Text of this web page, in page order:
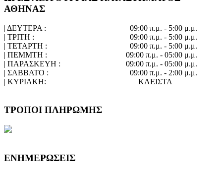
ΑΘΗΝΑΣ
| ΔΕΥΤΕΡΑ :
09:00 π.μ. - 5:00 μ.μ.
| ΤΡΙΤΗ :
09:00 π.μ. - 5:00 μ.μ.
| ΤΕΤΑΡΤΗ :
09:00 π.μ. - 5:00 μ.μ.
| ΠΕΜΜΤΗ :
09:00 π.μ. - 05:00 μ.μ.
| ΠΑΡΑΣΚΕΥΗ :
09:00 π.μ. - 05:00 μ.μ.
| ΣΑΒΒΑΤΟ :
09:00 π.μ. - 2:00 μ.μ.
| ΚΥΡΙΑΚΗ:
ΚΛΕΙΣΤΑ
ΤΡΟΠΟΙ ΠΛΗΡΩΜΗΣ
ΕΝΗΜΕΡΩΣΕΙΣ